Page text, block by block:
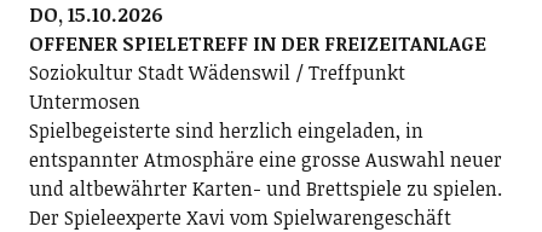
DO, 15.10.2026
OFFENER SPIELETREFF IN DER FREIZEITANLAGE
Soziokultur Stadt Wädenswil / Treffpunkt
Untermosen
Spielbegeisterte sind herzlich eingeladen, in
entspannter Atmosphäre eine grosse Auswahl neuer
und altbewährter Karten- und Brettspiele zu spielen.
Der Spieleexperte Xavi vom Spielwarengeschäft